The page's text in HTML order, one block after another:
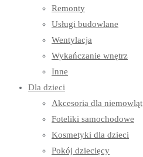
Remonty
Usługi budowlane
Wentylacja
Wykańczanie wnętrz
Inne
Dla dzieci
Akcesoria dla niemowląt
Foteliki samochodowe
Kosmetyki dla dzieci
Pokój dziecięcy